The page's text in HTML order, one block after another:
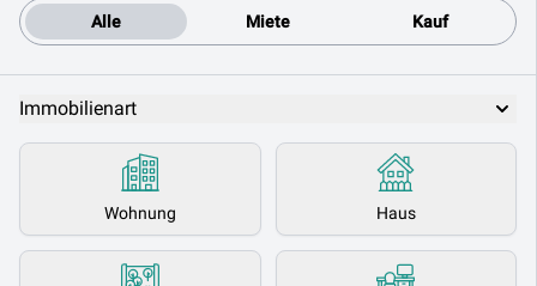
Alle Miete Kauf
Immobilienart
Wohnung Haus